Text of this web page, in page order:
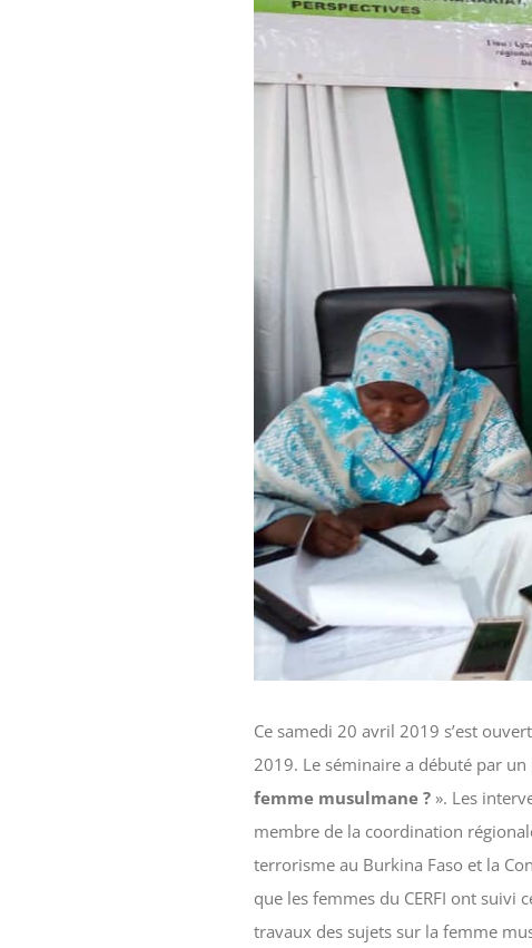
agrandie
Ce samedi 20 avril 2019 s’est
2019. Le séminaire a débuté par un
femme musulmane ? ». Les
membre de la coordination
terrorisme au Burkina Faso et la
que les femmes du CERFI ont suivi
travaux des sujets sur la femme